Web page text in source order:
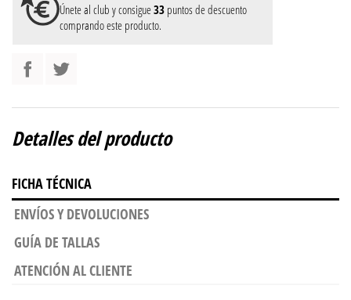
Únete al club y consigue33 puntos de descuento
comprando este producto.
Detalles del producto
FICHA TÉCNICA
ENVÍOS Y DEVOLUCIONES
GUÍA DE TALLAS
ATENCIÓN AL CLIENTE